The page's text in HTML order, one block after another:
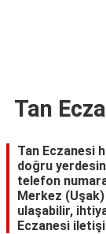
Tan
Tan Eczanesi
doğru
telefon
Merkez
ulaşabilir,
Eczanesi